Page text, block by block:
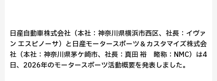
日産自動車株式会社（本社：神奈川県横浜市西区、社長：イヴァ
ン エスピノーサ）と日産モータースポーツ＆カスタマイズ株式会
社（本社：神奈川県茅ケ崎市、社長：真田 裕 略称：NMC）は4
日、2026年のモータースポーツ活動概要を発表しました。